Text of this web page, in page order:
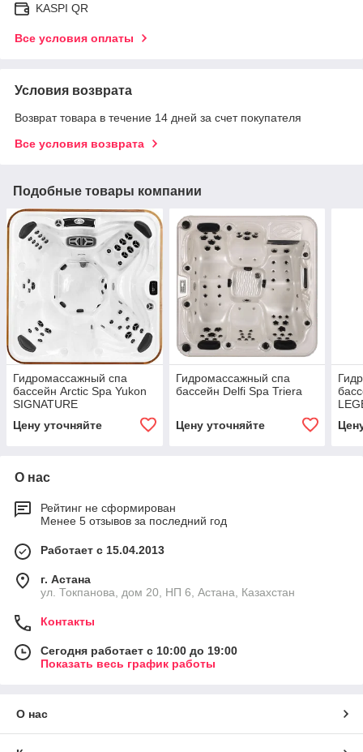
KASPI QR
Все условия оплаты
Условия возврата
Возврат товара в течение 14 дней за счет покупателя
Все условия возврата
Подобные товары компании
Гидромассажный спа
бассейн Arctic Spa Yukon
SIGNATURE
Цену уточняйте
Гидромассажный спа
бассейн Delfi Spa Triera
Цену уточняйте
О нас
Рейтинг не сформирован
Менее 5 отзывов за последний год
Работает с 15.04.2013
г. Астана
ул. Токпанова, дом 20, НП 6, Астана, Казахстан
Контакты
Сегодня работает с 10:00 до 19:00
Показать весь график работы
О нас